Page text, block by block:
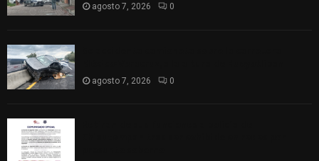
agosto 7, 2026 0
agosto 7, 2026 0